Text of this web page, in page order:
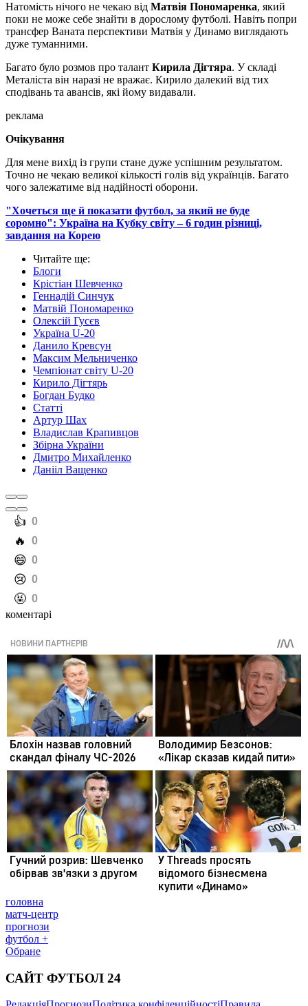
Натомість нічого не чекаю від Матвія Пономаренка, який
поки не може себе знайти в дорослому футболі. Навіть попри
трансфер Ваната перспективи Матвія у Динамо виглядають
дуже туманними.
Багато було розмов про талант Кирила Дігтяра. У складі
Металіста він наразі не вражає. Кирило далекий від тих
сподівань та авансів, які йому видавали.
реклама
Очікування
Для мене вихід із групи стане дуже успішним результатом.
Точно не чекаю великої кількості голів від українців. Багато
чого залежатиме від надійності оборони.
"Хочеться ще й показати футбол, за який не буде
соромно": Україна на Кубку світу – 6 годин різниці,
завдання на Корею
Читайте ще:
Блоги
Крістіан Шевченко
Геннадій Синчук
Матвій Пономаренко
Олексій Гусєв
Україна U-20
Данило Кревсун
Максим Мельниченко
Чемпіонат світу U-20
Кирило Дігтярь
Богдан Будко
Статті
Артур Шах
Владислав Крапивцов
Збірна України
Дмитро Михайленко
Данііл Ващенко
️👍 0
️🔥 0
️😄 0
️😢 0
️🤬 0
коментарі
головна
матч-центр
прогнози
футбол +
Обране
САЙТ ФУТБОЛ 24